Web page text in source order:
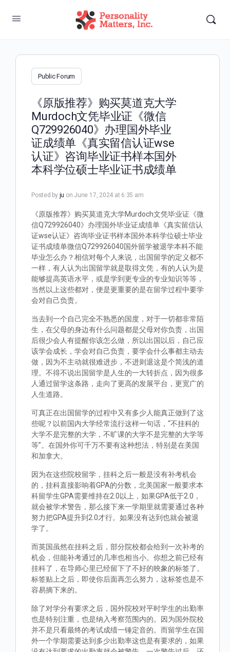
Public Forum
《原版推荐》购买莫道克大学
Murdoch文凭毕业证《微信
Q729926040》办理国外毕业
证成绩单《真实留信认证wse
认证》咨询毕业证书样本国外
本科学位硕士毕业证书成绩单
Posted by ju on June 17, 2024 at 6:35 am
《原版推荐》购买莫道克大学Murdoch文凭毕业证《微
信Q729926040》办理国外毕业证成绩单《真实留信认
证wse认证》咨询毕业证书样本国外本科学位硕士毕业
证书成绩单微信Q729926040国外留学被退学本科不能
毕业怎么办？相信对每个人来说，出国留学的定义都不
一样，有人认为出国留学就是取得文凭，有的人认为是
能够提高英语水平，或是学到更专业的专业知识等等，
当然以上这些都对，便是更重要的是在留学过程中要学
会对自己负责。
当去到一个自己完全不熟悉的国度，对于一切都非常陌
生，在父母的身边有什么问题都是父母对你负责，出国
后很少会人有提醒你该怎么做，所以出国以后，自己应
该学会成长，学会对自己负责，要学会什么事都主动去
做，因为不主动就很难进步，不进则退这是个简浅的道
理。不得不说出国留学是人生的一大转折点，因为很多
人通过留学这条路，走向了更高的发展平台，更宽广的
人生道路。
可真正在出国留学的过程中又有多少人能真正做到了这
些呢？以前国内大学经常流行这样一句话，“不挂科的
大学不是完整的大学，不旷课的大学不是完整的大学等
等”。在国外你可千万不要有这种想法，特别是在美国
和加拿大。
因为在这些院校留学，挂科之后一般是没有补考机会
的，挂科直接影响着GPA的分数，北美国家一般要求本
科留学生GPA需要维持在2.0以上，如果GPA低于2.0，
就会被学术警告，那么接下来一学期里就需要通过各种
努力把GPA提升到2.0才行。如果没有达到也就会被退
学了。
而英国虽然在挂科之后，部分院校都会给到一次补考的
机会，但能补考通过的几率也相当小。你想之前已经有
挂科了，在导师心里已经留下了不好的映象的标签了。
标签贴上之后，即使你后面再怎么努力，这标签也是不
容易摘下来的。
除了对学分有要求之后，国外院校对平时学生的出勤率
也是特别注重，也是纳入考察范围内的。因为国外院校
并不是只看最终的考试成绩一锤定音的。而留学生在国
外一个学期需要达到多少出勤率这也是有要求的，如果